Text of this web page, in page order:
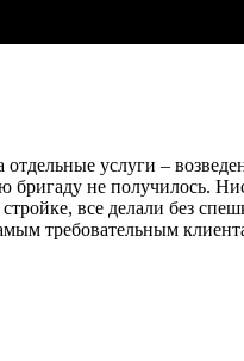
услуги –
бригаду не получилось.
все делали без
требовательным